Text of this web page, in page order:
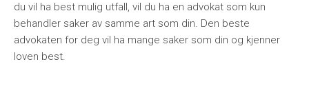
du vil ha best mulig utfall, vil du ha en advokat som kun
behandler saker av samme art som din. Den beste
advokaten for deg vil ha mange saker som din og kjenner
loven best.